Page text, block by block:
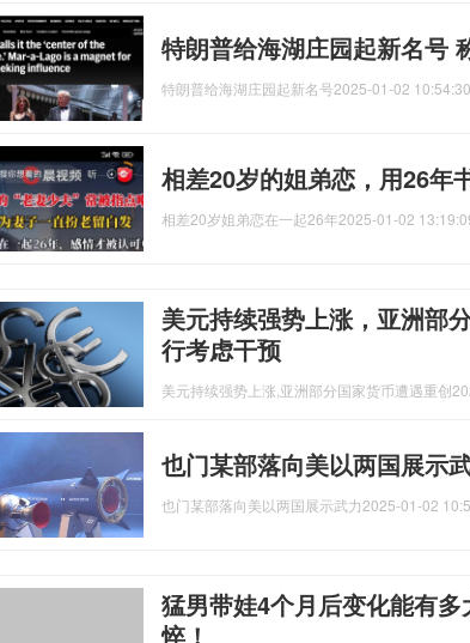
特朗普给海湖庄园起新名号
特朗普给海湖庄园起新名号2025-01-02 10:54:30
相差20岁的姐弟恋，用26年
相差20岁姐弟恋在一起26年2025-01-02
美元持续强势上涨，亚洲部
行考虑干预
美元持续强势上涨,亚洲部分国家货币遭遇重创
也门某部落向美以两国展示
也门某部落向美以两国展示武力2025-01-02
猛男带娃4个月后变化能有
悴！